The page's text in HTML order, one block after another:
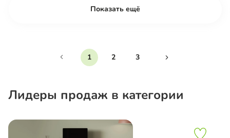
Показать ещё
1 2 3
Лидеры продаж в категории